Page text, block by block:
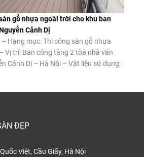
gỗ nhựa ngoài trời cho khu ban
Cảnh Dị
Hạng mục: Thi công sàn gỗ nhựa
Vị trí: Ban công tầng 2 tòa nhà văn
Cảnh Dị – Hà Nội – Vật liệu sử dụng:
Tecwood mã MS140K25 màu Coffee
ĐẸP
Việt, Cầu Giấy, Hà Nội